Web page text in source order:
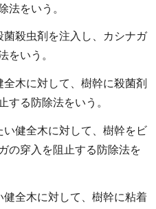
法をいう。
殺虫剤を注入し、カシナガ
をいう。
木に対して、樹幹に殺菌剤
する防除法をいう。
健全木に対して、樹幹をビ
の穿入を阻止する防除法を
全木に対して、樹幹に粘着